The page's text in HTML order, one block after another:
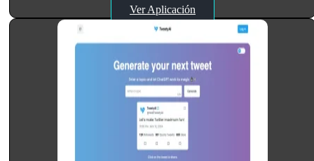
Ver Aplicación